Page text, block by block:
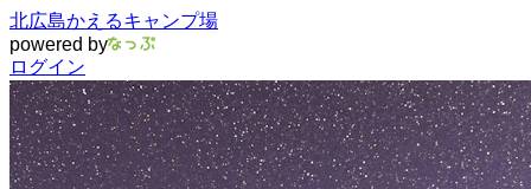
北広島かえるキャンプ場
powered by
ログイン